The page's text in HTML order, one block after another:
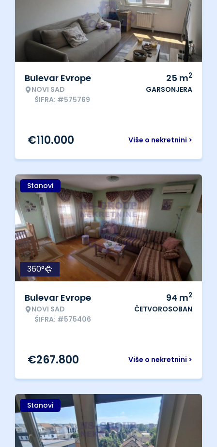
Bulevar Evrope
NOVI SAD
ŠIFRA: #575769
25 m2
GARSONJERA
Više o nekretnini >
€110.000
Stanovi
360°
Bulevar Evrope
NOVI SAD
ŠIFRA: #575406
94 m2
ČETVOROSOBAN
Više o nekretnini >
€267.800
Stanovi